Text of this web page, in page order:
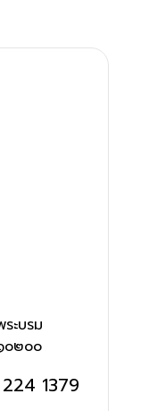
ะบรม
๐๒๐๐
1379